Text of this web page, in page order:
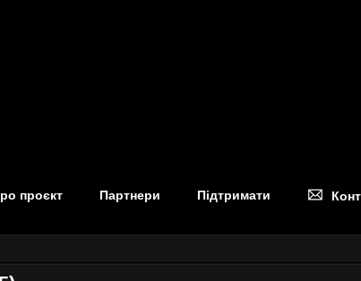
проєкт Партнери Підтримати